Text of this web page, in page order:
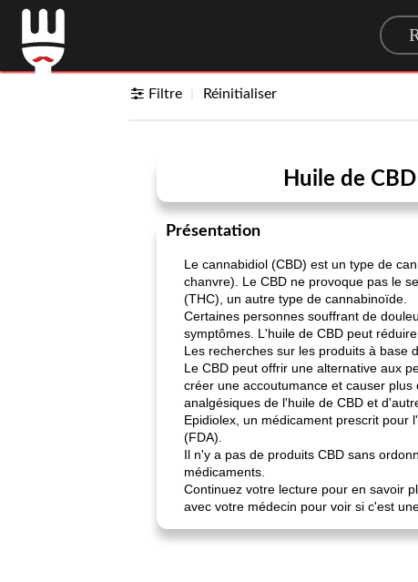
Filtre Réinitialiser
Huile de
Présentation
Le cannabidiol (CBD) est un type de
chanvre). Le CBD ne provoque pas le
(THC), un autre type de cannabinoïde.
Certaines personnes souffrant de
symptômes. L'huile de CBD peut
Les recherches sur les produits à base
Le CBD peut offrir une alternative aux
créer une accoutumance et causer
analgésiques de l'huile de CBD et
Epidiolex, un médicament prescrit pour
(FDA).
Il n'y a pas de produits CBD sans
médicaments.
Continuez votre lecture pour en savoir
avec votre médecin pour voir si c'est